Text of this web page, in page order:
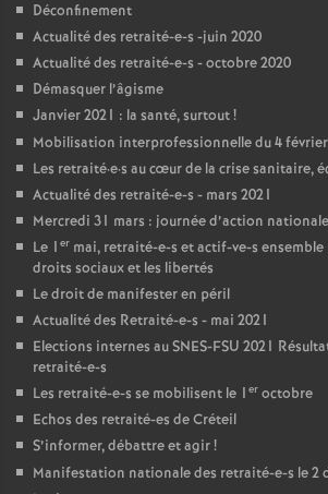
Déconfinement
Actualité des retraité-e-s -juin 2020
Actualité des retraité-e-s - octobre 2020
Démasquer l’âgisme
Janvier 2021 : la santé, surtout!
Mobilisation interprofessionnelle du 4
Les retraité·e·s au cœur de la crise sanitaire,
Actualité des retraité-e-s - mars 2021
Mercredi 31 mars : journée d’action
Le 1 er mai, retraité-e-s et actif-ve-s
droits sociaux et les libertés
Le droit de manifester en péril
Actualité des Retraité-e-s - mai 2021
Elections internes auSNES-FSU 2021
retraité-e-s
Les retraité-e-s se mobilisent le 1 er octobre
Echos des retraité-es de Créteil
S’informer, débattre et agir!
Manifestation nationale des retraité-e-s le 2